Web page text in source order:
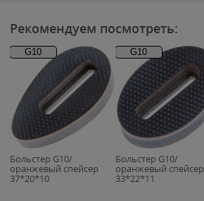
Рекомендуем посмотреть:
G10
Больстер G10/
оранжевый спейсер
37*20*10
G10
Больстер G10/
оранжевый спейсер
33*22*11